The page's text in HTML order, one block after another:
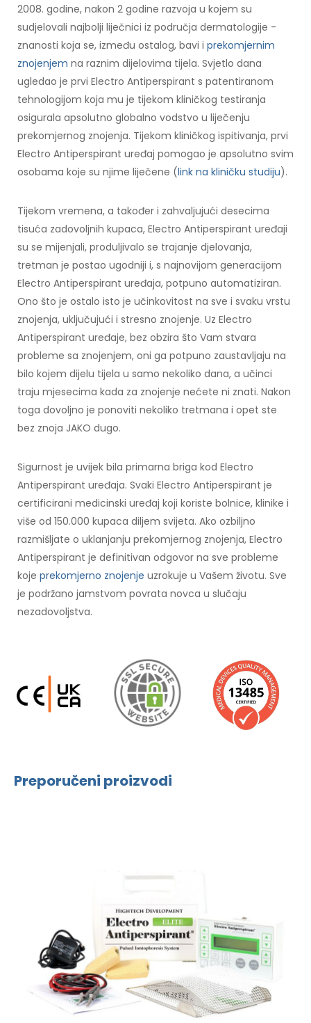
2008. godine, nakon 2 godine razvoja u kojem su
sudjelovali najbolji liječnici iz područja dermatologije -
znanosti koja se, između ostalog, bavi i prekomjernim
znojenjem na raznim dijelovima tijela. Svjetlo dana
ugledao je prvi Electro Antiperspirant s patentiranom
tehnologijom koja mu je tijekom kliničkog testiranja
osigurala apsolutno globalno vodstvo u liječenju
prekomjernog znojenja. Tijekom kliničkog ispitivanja, prvi
Electro Antiperspirant uređaj pomogao je apsolutno svim
osobama koje su njime liječene (link na kliničku studiju).
Tijekom vremena, a također i zahvaljujući desecima
tisuća zadovoljnih kupaca, Electro Antiperspirant uređaji
su se mijenjali, produljivalo se trajanje djelovanja,
tretman je postao ugodniji i, s najnovijom generacijom
Electro Antiperspirant uređaja, potpuno automatiziran.
Ono što je ostalo isto je učinkovitost na sve i svaku vrstu
znojenja, uključujući i stresno znojenje. Uz Electro
Antiperspirant uređaje, bez obzira što Vam stvara
probleme sa znojenjem, oni ga potpuno zaustavljaju na
bilo kojem dijelu tijela u samo nekoliko dana, a učinci
traju mjesecima kada za znojenje nećete ni znati. Nakon
toga dovoljno je ponoviti nekoliko tretmana i opet ste
bez znoja JAKO dugo.
Sigurnost je uvijek bila primarna briga kod Electro
Antiperspirant uređaja. Svaki Electro Antiperspirant je
certificirani medicinski uređaj koji koriste bolnice, klinike i
više od 150.000 kupaca diljem svijeta. Ako ozbiljno
razmišljate o uklanjanju prekomjernog znojenja, Electro
Antiperspirant je definitivan odgovor na sve probleme
koje prekomjerno znojenje uzrokuje u Vašem životu. Sve
je podržano jamstvom povrata novca u slučaju
nezadovoljstva.
Preporučeni proizvodi